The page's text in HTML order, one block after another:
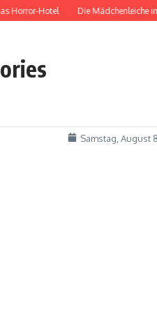
Hotel Die Mädchenleiche im
Samstag, August